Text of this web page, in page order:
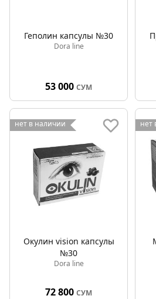
Геполин капсулы №30
Dora line
53 000 СУМ
нет в наличии
Окулин vision капсулы
№30
Dora line
72 800 СУМ
нет